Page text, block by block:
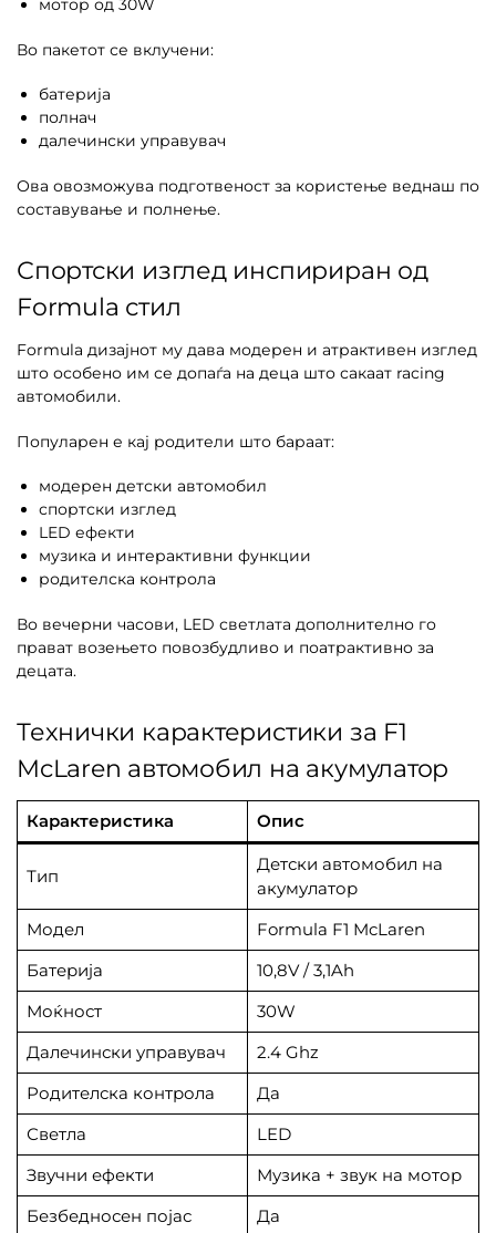
мотор од 30W
Во пакетот се вклучени:
батерија
полнач
далечински управувач
Ова овозможува подготвеност за користење веднаш по
составување и полнење.
Спортски изглед инспириран од
Formula стил
Formula дизајнот му дава модерен и атрактивен изглед
што особено им се допаѓа на деца што сакаат racing
автомобили.
Популарен е кај родители што бараат:
модерен детски автомобил
спортски изглед
LED ефекти
музика и интерактивни функции
родителска контрола
Во вечерни часови, LED светлата дополнително го
прават возењето повозбудливо и поатрактивно за
децата.
Технички карактеристики за F1
McLaren автомобил на акумулатор
Карактеристика Опис
Тип
Детски автомобил на
акумулатор
Модел
Formula F1 McLaren
Батерија
10,8V / 3,1Ah
Моќност
30W
Далечински управувач
2.4 Ghz
Родителска контрола
Да
Светла
LED
Звучни ефекти
Музика + звук на мотор
Безбедносен појас
Да